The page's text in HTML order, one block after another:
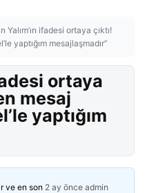
Yalım’ın ifadesi ortaya çıktı!
yaptığım mesajlaşmadır”
ortaya
mesaj
yaptığım
ve en son 2 ay önce admin